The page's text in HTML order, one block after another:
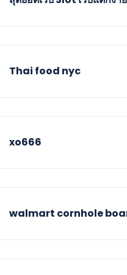
Thai food nyc
xo666
walmart cornhole